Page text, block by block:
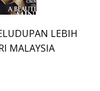
LEBIH
MALAYSIA